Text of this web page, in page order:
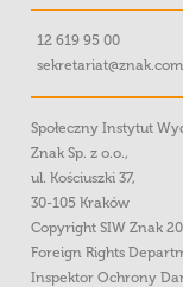
12 619 95 00
Społeczny Instytut
Znak Sp. z o.o.,
ul. Kościuszki 37,
30-105 Kraków
Copyright SIW Znak
Foreign Rights
Inspektor Ochrony